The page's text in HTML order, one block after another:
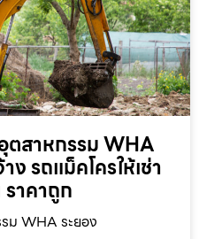
ตสาหกรรม WHA
ง รถแม็คโครให้เช่า
าคาถูก
ม WHA ระยอง